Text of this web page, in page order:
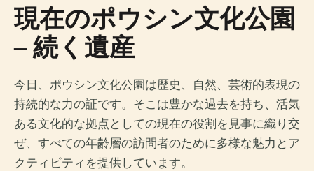
現在のポウシン文化公園
– 続く遺産
今日、ポウシン文化公園は歴史、自然、芸術的表現の
持続的な力の証です。そこは豊かな過去を持ち、活気
ある文化的な拠点としての現在の役割を見事に織り交
ぜ、すべての年齢層の訪問者のために多様な魅力とア
クティビティを提供しています。